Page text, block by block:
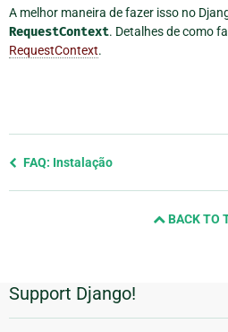
A melhor maneira de fazer isso no
RequestContext. Detalhes de como
RequestContext.
Previous
FAQ: Instalação
BACK TO
Informações
Support Django!